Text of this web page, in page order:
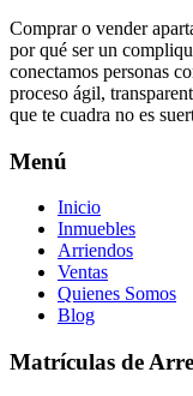
Comprar o vender
por qué ser un
conectamos personas
proceso ágil,
que te cuadra no es
Menú
Inicio
Inmuebles
Arriendos
Ventas
Quienes Somos
Blog
Matrículas de